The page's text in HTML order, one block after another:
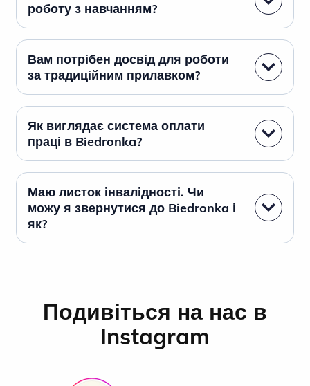
роботу з навчанням?
Вам потрібен досвід для роботи
за традиційним прилавком?
Як виглядає система оплати
праці в Biedronka?
Маю листок інвалідності. Чи
можу я звернутися до Biedronka і
як?
Подивіться на нас в
Instagram